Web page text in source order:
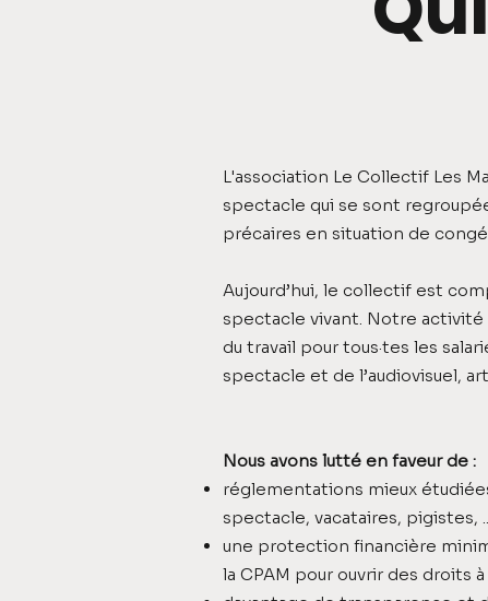
L'association Le Collectif Les
spectacle qui se sont
précaires en situation de
Aujourd’hui, le collectif est
spectacle vivant. Notre
du travail pour tous·tes les
spectacle et de l’audiovisuel,
Nous avons lutté en faveur de :
réglementations mieux
spectacle, vacataires, pigistes,
une protection financière
la CPAM pour ouvrir des droits